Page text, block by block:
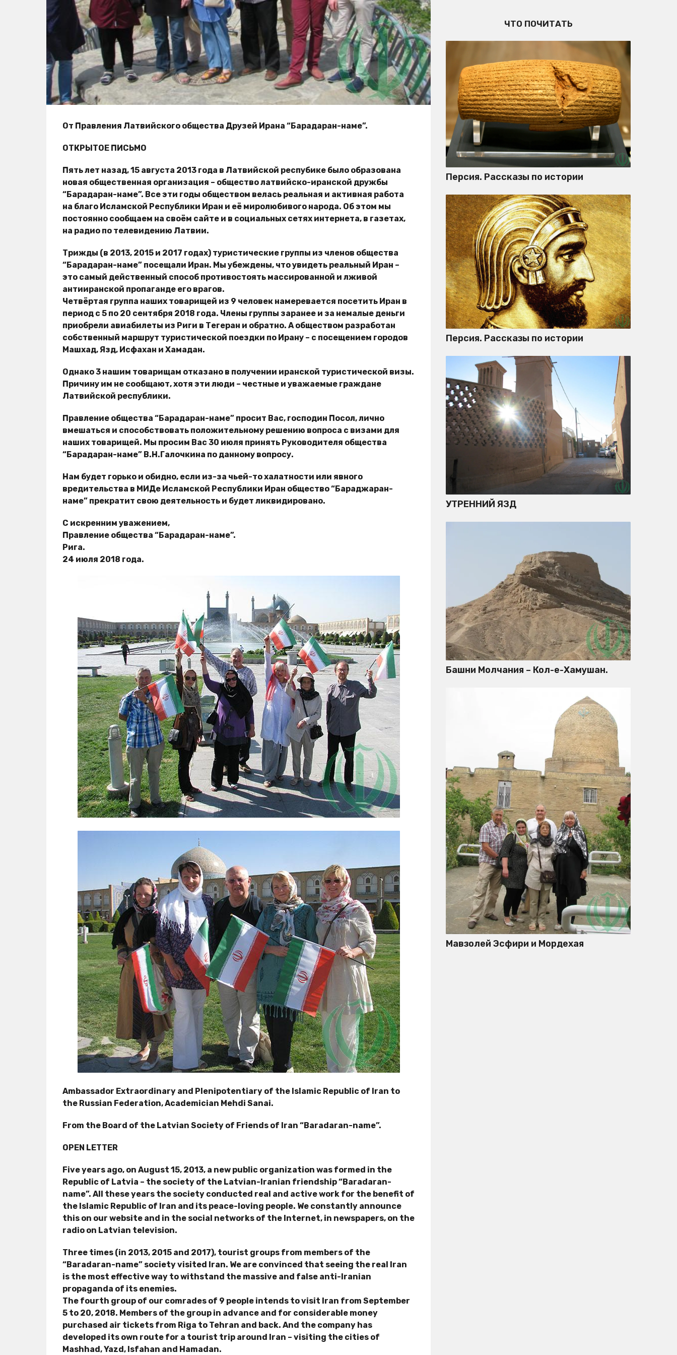
От Правления Латвийского общества Друзей Ирана “Барадаран-наме”.
ОТКРЫТОЕ ПИСЬМО
Пять лет назад, 15 августа 2013 года в Латвийской респубике было образована
новая общественная организация – общество латвийско-иранской дружбы
“Барадаран-наме”. Все эти годы обществом велась реальная и активная работа
на благо Исламской Республики Иран и её миролюбивого народа. Об этом мы
постоянно сообщаем на своём сайте и в социальных сетях интернета, в газетах,
на радио по телевидению Латвии.
Трижды (в 2013, 2015 и 2017 годах) туристические группы из членов общества
“Барадаран-наме” посещали Иран. Мы убеждены, что увидеть реальный Иран –
это самый действенный способ противостоять массированной и лживой
антииранской пропаганде его врагов.
Четвёртая группа наших товарищей из 9 человек намеревается посетить Иран в
период с 5 по 20 сентября 2018 года. Члены группы заранее и за немалые деньги
приобрели авиабилеты из Риги в Тегеран и обратно. А обществом разработан
собственный маршрут туристической поездки по Ирану – с посещением городов
Машхад, Язд, Исфахан и Хамадан.
Однако 3 нашим товарищам отказано в получении иранской туристической визы.
Причину им не сообщают, хотя эти люди – честные и уважаемые граждане
Латвийской республики.
Правление общества “Барадаран-наме” просит Вас, господин Посол, лично
вмешаться и способствовать положительному решению вопроса с визами для
наших товарищей. Мы просим Вас 30 июля принять Руководителя общества
“Барадаран-наме” В.Н.Галочкина по данному вопросу.
Нам будет горько и обидно, если из-за чьей-то халатности или явного
вредительства в МИДе Исламской Республики Иран общество “Бараджаран-
наме” прекратит свою деятельность и будет ликвидировано.
С искренним уважением,
Правление общества “Барадаран-наме”.
Рига.
24 июля 2018 года.
Ambassador Extraordinary and Plenipotentiary of the Islamic Republic of Iran to
the Russian Federation, Academician Mehdi Sanai.
From the Board of the Latvian Society of Friends of Iran “Baradaran-name”.
OPEN LETTER
Five years ago, on August 15, 2013, a new public organization was formed in the
Republic of Latvia – the society of the Latvian-Iranian friendship “Baradaran-
name”. All these years the society conducted real and active work for the benefit of
the Islamic Republic of Iran and its peace-loving people. We constantly announce
this on our website and in the social networks of the Internet, in newspapers, on the
radio on Latvian television.
Three times (in 2013, 2015 and 2017), tourist groups from members of the
“Baradaran-name” society visited Iran. We are convinced that seeing the real Iran
is the most effective way to withstand the massive and false anti-Iranian
propaganda of its enemies.
The fourth group of our comrades of 9 people intends to visit Iran from September
5 to 20, 2018. Members of the group in advance and for considerable money
purchased air tickets from Riga to Tehran and back. And the company has
developed its own route for a tourist trip around Iran – visiting the cities of
Mashhad, Yazd, Isfahan and Hamadan.
ЧТО ПОЧИТАТЬ
Персия. Рассказы по истории
Персия. Рассказы по истории
УТРЕННИЙ ЯЗД
Башни Молчания – Кол-е-Хамушан.
Мавзолей Эсфири и Мордехая